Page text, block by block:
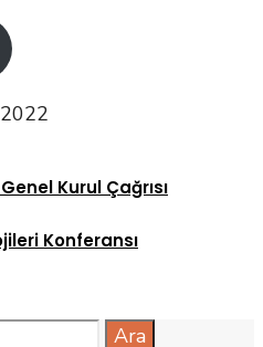
Kurul Çağrısı
Konferansı
Ara